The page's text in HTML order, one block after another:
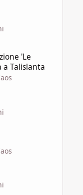
'Le
a Talislanta